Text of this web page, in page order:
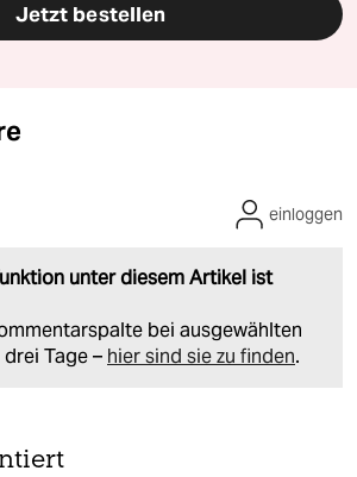
Jetzt bestellen
unter diesem Artikel ist
bei ausgewählten
Tage – hier sind sie zu finden.
einloggen